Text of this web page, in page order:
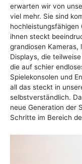
erwarten wir von
viel mehr. Sie sind
hochleistungsfähigen
ihnen steckt
grandiosen Kameras,
Displays, die
die auf schier
Spielekonsolen und
all das steckt in
selbstverständlich.
neue Generation der
Schritte im Bereich